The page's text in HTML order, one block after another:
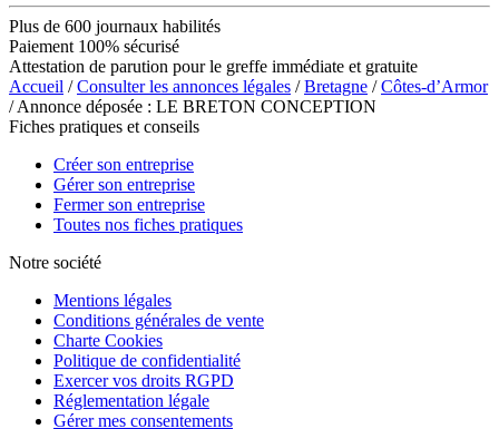
Plus de 600 journaux habilités
Paiement 100% sécurisé
Attestation de parution pour le greffe immédiate et gratuite
Accueil /Consulter les annonces légales /Bretagne /Côtes-d’Armor
/ Annonce déposée : LE BRETON CONCEPTION
Fiches pratiques et conseils
Créer son entreprise
Gérer son entreprise
Fermer son entreprise
Toutes nos fiches pratiques
Notre société
Mentions légales
Conditions générales de vente
Charte Cookies
Politique de confidentialité
Exercer vos droits RGPD
Réglementation légale
Gérer mes consentements